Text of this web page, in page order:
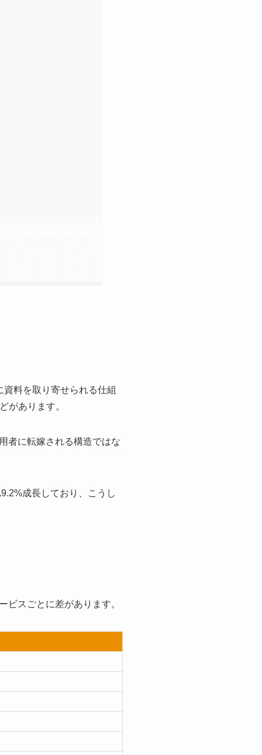
料を取り寄せられる仕組
があります。
者に転嫁される構造ではな
成長しており、こうし
ビスごとに差があります。